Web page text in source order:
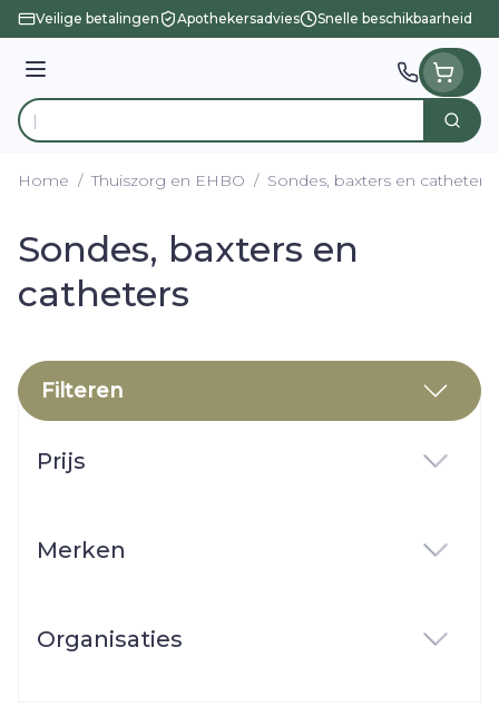
Ga naar de inhoud
Veilige betalingen Apothekersadvies Snelle beschikbaarheid
Menu
Product, merk, categorie... Zoek
Home / Thuiszorg en EHBO / Sondes, baxters en catheters
Sondes, baxters en
catheters
Filteren
Prijs
Merken
Organisaties